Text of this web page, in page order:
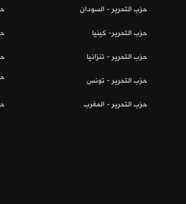
حزب التحرير - السودان
حزب التحرير- كينيا
حزب التحرير - تنزانيا
حزب التحرير - تونس
حزب التحرير - المغرب